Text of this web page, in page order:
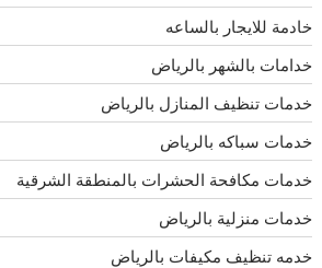
خادمة للايجار بالساعه
خدامات بالشهر بالرياض
خدمات تنظيف المنازل بالرياض
خدمات سباكه بالرياض
خدمات مكافحة الحشرات بالمنطقة الشرقية
خدمات منزلية بالرياض
خدمه تنظيف مكيفات بالرياض